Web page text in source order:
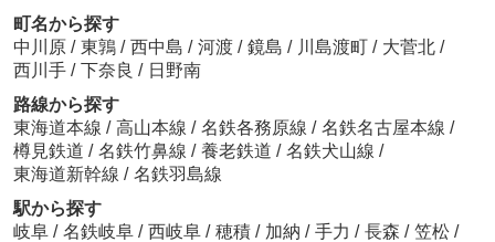
町名から探す
中川原 / 東鶉 / 西中島 / 河渡 / 鏡島 / 川島渡町 / 大菅北 /
西川手 / 下奈良 / 日野南
路線から探す
東海道本線 / 高山本線 / 名鉄各務原線 / 名鉄名古屋本線 /
樽見鉄道 / 名鉄竹鼻線 / 養老鉄道 / 名鉄犬山線 /
東海道新幹線 / 名鉄羽島線
駅から探す
岐阜 / 名鉄岐阜 / 西岐阜 / 穂積 / 加納 / 手力 / 長森 / 笠松 /